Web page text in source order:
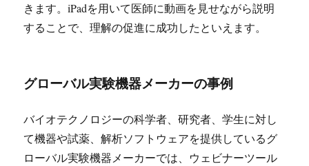
きます。iPadを用いて医師に動画を見せながら説明
することで、理解の促進に成功したといえます。
グローバル実験機器メーカーの事例
バイオテクノロジーの科学者、研究者、学生に対し
て機器や試薬、解析ソフトウェアを提供しているグ
ローバル実験機器メーカーでは、ウェビナーツール